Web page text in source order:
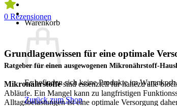
Warenkorb
Es befinden sich keine Produkte im Warenkorb.
Zurück zum Shop
0 Rezensionen
Grundlagenwissen für eine optimale
Ratgeber für einen ausgewogenen Mikronährstoff-
Mikronährstoffesind essenziell für nahezu alle
Abläufe. Ein Mangel kann zu langfristigen
Alltagsbelastungen ist eine optimale Versorgung